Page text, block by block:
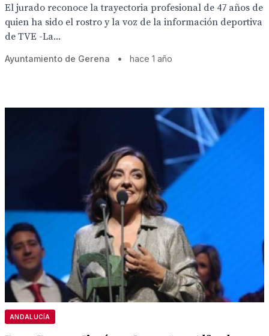
El jurado reconoce la trayectoria profesional de 47 años de
quien ha sido el rostro y la voz de la información deportiva
de TVE -La...
Ayuntamiento de Gerena • hace 1 año
ANDALUCÍA